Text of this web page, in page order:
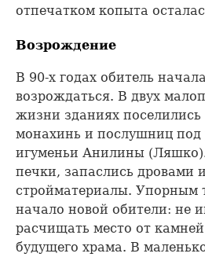
отпечатком копыта
Возрождение
В 90-х годах обитель
возрождаться. В двух
жизни зданиях поселились
монахинь и послушниц под
игуменьи Анилины
печки, запаслись дровами
стройматериалы. Упорным
начало новой обители: не
расчищать место от
будущего храма. В